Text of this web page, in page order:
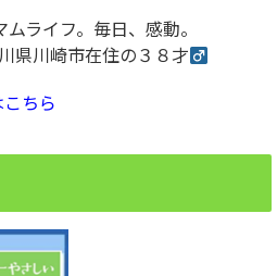
ライフ。毎日、感動。
県川崎市在住の３８才
ちら